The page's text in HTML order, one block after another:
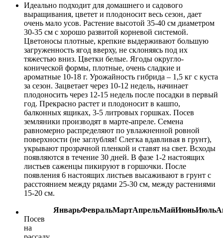
Идеально подходит для домашнего и садового
выращивания, цветет и плодоносит весь сезон, дает
очень мало усов. Растение высотой 35-40 см диаметром
30-35 см с хорошо развитой корневой системой.
Цветоносы плотные, крепкие выдерживают большую
загруженность ягод вверху, не склоняясь под их
тяжестью вниз. Цветки белые. Ягоды округло-
конической формы, плотные, очень сладкие и
ароматные 10-18 г. Урожайность гибрида – 1,5 кг с куста
за сезон. Зацветает через 10-12 недель, начинает
плодоносить через 12-15 недель после посадки в первый
год. Прекрасно растет и плодоносит в кашпо,
балконных ящиках, 3-5 литровых горшках. Посев
земляники производят в марте-апреле. Семена
равномерно распределяют по увлажненной ровной
поверхности (не заглубляя! Слегка вдавливая в грунт),
укрывают прозрачной пленкой и ставят на свет. Всходы
появляются в течение 30 дней. В фазе 1-2 настоящих
листьев саженцы пикируют в горшочки. После
появления 6 настоящих листьев высаживают в грунт с
расстоянием между рядами 25-30 см, между растениями
15-20 см.
ЯнварьФевральМартАпрельМайИюньИюль
Посев
на